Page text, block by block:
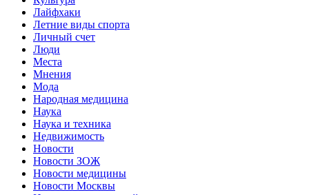
Лайфхаки
Летние виды спорта
Личный счет
Люди
Места
Мнения
Мода
Народная медицина
Наука
Наука и техника
Недвижимость
Новости
Новости ЗОЖ
Новости медицины
Новости Москвы